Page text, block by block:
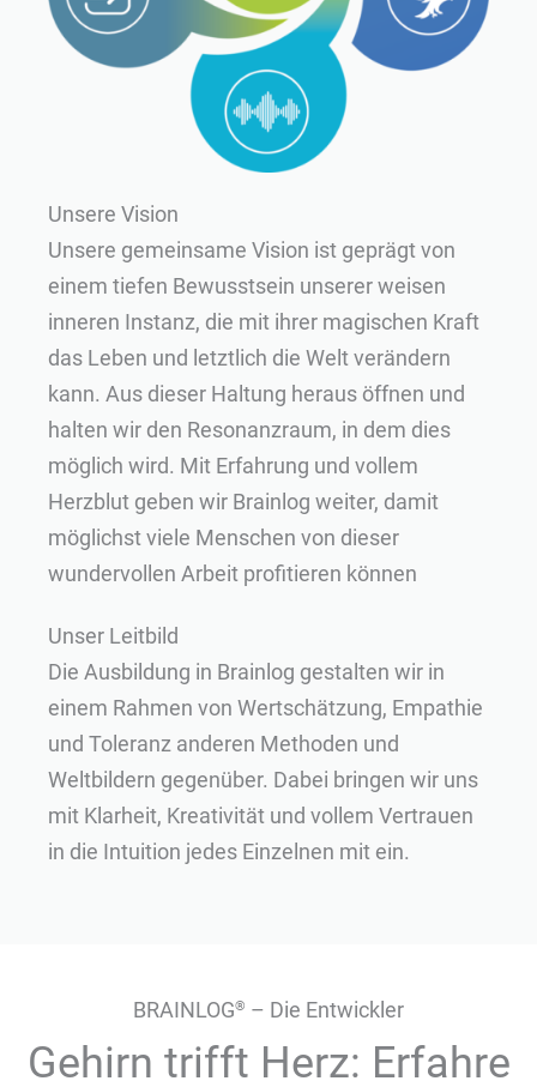
Unsere Vision
Unsere gemeinsame Vision ist geprägt von
einem tiefen Bewusstsein unserer weisen
inneren Instanz, die mit ihrer magischen Kraft
das Leben und letztlich die Welt verändern
kann. Aus dieser Haltung heraus öffnen und
halten wir den Resonanzraum, in dem dies
möglich wird. Mit Erfahrung und vollem
Herzblut geben wir Brainlog weiter, damit
möglichst viele Menschen von dieser
wundervollen Arbeit profitieren können
Unser Leitbild
Die Ausbildung in Brainlog gestalten wir in
einem Rahmen von Wertschätzung, Empathie
und Toleranz anderen Methoden und
Weltbildern gegenüber. Dabei bringen wir uns
mit Klarheit, Kreativität und vollem Vertrauen
in die Intuition jedes Einzelnen mit ein.
BRAINLOG® – Die Entwickler
Gehirn trifft Herz: Erfahre